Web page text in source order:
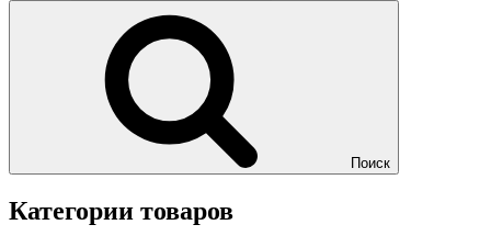
Поиск
Категории товаров